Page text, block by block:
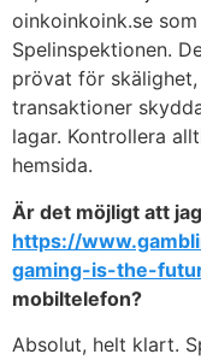
oinkoinkoink.se
Spelinspektionen.
prövat för
transaktioner
lagar. Kontrollera
hemsida.
Är det möjligt att
https://
gaming-is-the-
mobiltelefon?
Absolut, helt klart.